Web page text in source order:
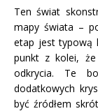
Ten świat
mapy świata –
etap jest typową
punkt z kolei,
odkrycia. Te
dodatkowych
być źródłem